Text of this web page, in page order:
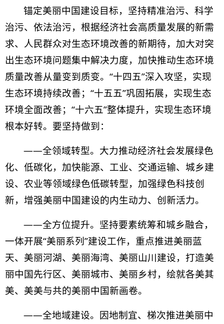
锚定美丽中国建设目标，坚持精准治污、科学
治污、依法治污，根据经济社会高质量发展的新需
求、人民群众对生态环境改善的新期待，加大对突
出生态环境问题集中解决力度，加快推动生态环境
质量改善从量变到质变。“十四五”深入攻坚，实现
生态环境持续改善；“十五五”巩固拓展，实现生态
环境全面改善；“十六五”整体提升，实现生态环境
根本好转。要坚持做到：
——全领域转型。大力推动经济社会发展绿色
化、低碳化，加快能源、工业、交通运输、城乡建
设、农业等领域绿色低碳转型，加强绿色科技创
新，增强美丽中国建设的内生动力、创新活力。
——全方位提升。坚持要素统筹和城乡融合，
一体开展“美丽系列”建设工作，重点推进美丽蓝
天、美丽河湖、美丽海湾、美丽山川建设，打造美
丽中国先行区、美丽城市、美丽乡村，绘就各美其
美、美美与共的美丽中国新画卷。
——全地域建设。因地制宜、梯次推进美丽中